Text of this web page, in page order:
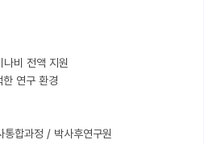
비 전액 지원
연구 환경
합과정 / 박사후연구원